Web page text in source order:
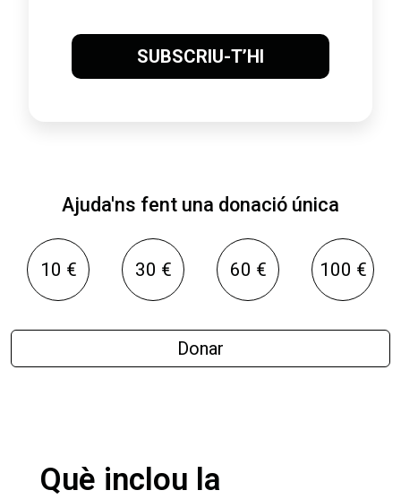
SUBSCRIU-T’HI
Ajuda'ns fent una donació única
10 € 30 € 60 € 100 €
Donar
Què inclou la